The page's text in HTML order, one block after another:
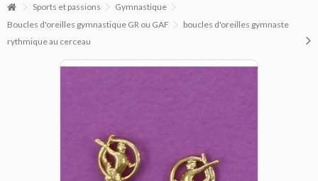
Sports et passions
Gymnastique
Boucles d'oreilles gymnastique GR ou GAF
boucles d'oreilles gymnaste
rythmique au cerceau